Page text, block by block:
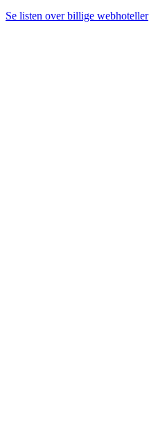
Se listen over billige webhoteller